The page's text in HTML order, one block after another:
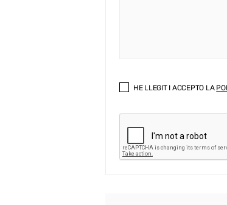
HE LLEGIT I ACCEPTO LA